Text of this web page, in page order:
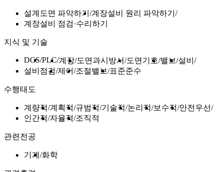
설계도면 파악하기
계장설비 원리 파악하기
계장설비 점검·수리하기
지식 및 기술
DCS PLC 계장 도면과시방서 도면기호 밸브 설비
설비점검 제어 조절밸브 표준준수
수행태도
계량적 계획적 규범적 기술적 논리적 보수적 안전우선
인간적 자율적 조직적
관련전공
기계 화학